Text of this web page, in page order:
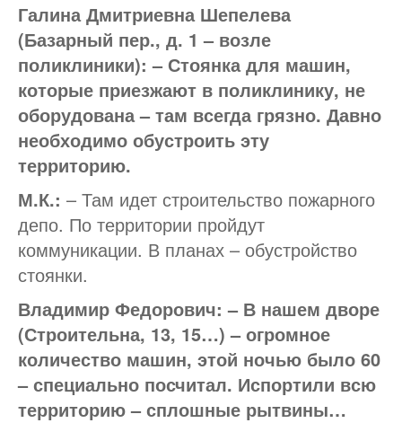
Галина Дмитриевна Шепелева
(Базарный пер., д. 1 – возле
поликлиники): – Стоянка для машин,
которые приезжают в поликлинику, не
оборудована – там всегда грязно. Давно
необходимо обустроить эту
территорию.
М.К.: – Там идет строительство пожарного
депо. По территории пройдут
коммуникации. В планах – обустройство
стоянки.
Владимир Федорович: – В нашем дворе
(Строительна, 13, 15…) – огромное
количество машин, этой ночью было 60
– специально посчитал. Испортили всю
территорию – сплошные рытвины…